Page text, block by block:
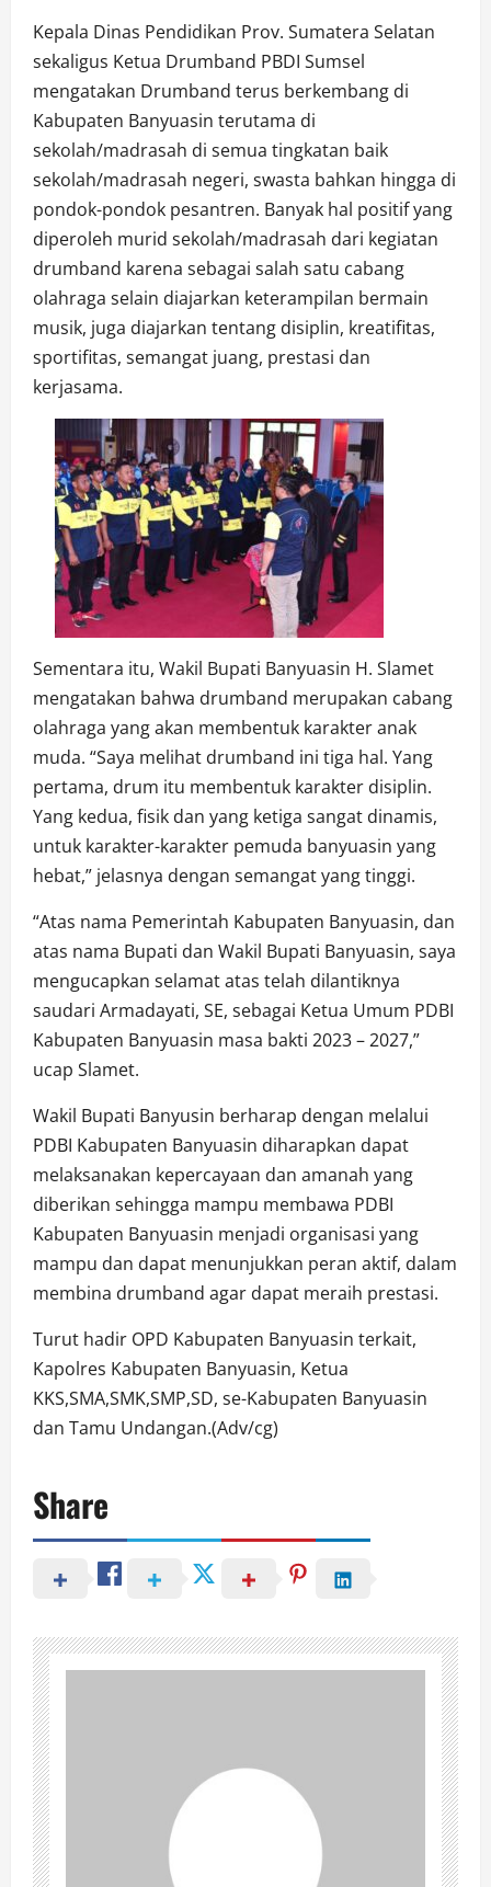
Kepala Dinas Pendidikan Prov. Sumatera Selatan
sekaligus Ketua Drumband PBDI Sumsel
mengatakan Drumband terus berkembang di
Kabupaten Banyuasin terutama di
sekolah/madrasah di semua tingkatan baik
sekolah/madrasah negeri, swasta bahkan hingga di
pondok-pondok pesantren. Banyak hal positif yang
diperoleh murid sekolah/madrasah dari kegiatan
drumband karena sebagai salah satu cabang
olahraga selain diajarkan keterampilan bermain
musik, juga diajarkan tentang disiplin, kreatifitas,
sportifitas, semangat juang, prestasi dan
kerjasama.
Sementara itu, Wakil Bupati Banyuasin H. Slamet
mengatakan bahwa drumband merupakan cabang
olahraga yang akan membentuk karakter anak
muda. “Saya melihat drumband ini tiga hal. Yang
pertama, drum itu membentuk karakter disiplin.
Yang kedua, fisik dan yang ketiga sangat dinamis,
untuk karakter-karakter pemuda banyuasin yang
hebat,” jelasnya dengan semangat yang tinggi.
“Atas nama Pemerintah Kabupaten Banyuasin, dan
atas nama Bupati dan Wakil Bupati Banyuasin, saya
mengucapkan selamat atas telah dilantiknya
saudari Armadayati, SE, sebagai Ketua Umum PDBI
Kabupaten Banyuasin masa bakti 2023 – 2027,”
ucap Slamet.
Wakil Bupati Banyusin berharap dengan melalui
PDBI Kabupaten Banyuasin diharapkan dapat
melaksanakan kepercayaan dan amanah yang
diberikan sehingga mampu membawa PDBI
Kabupaten Banyuasin menjadi organisasi yang
mampu dan dapat menunjukkan peran aktif, dalam
membina drumband agar dapat meraih prestasi.
Turut hadir OPD Kabupaten Banyuasin terkait,
Kapolres Kabupaten Banyuasin, Ketua
KKS,SMA,SMK,SMP,SD, se-Kabupaten Banyuasin
dan Tamu Undangan.(Adv/cg)
Share